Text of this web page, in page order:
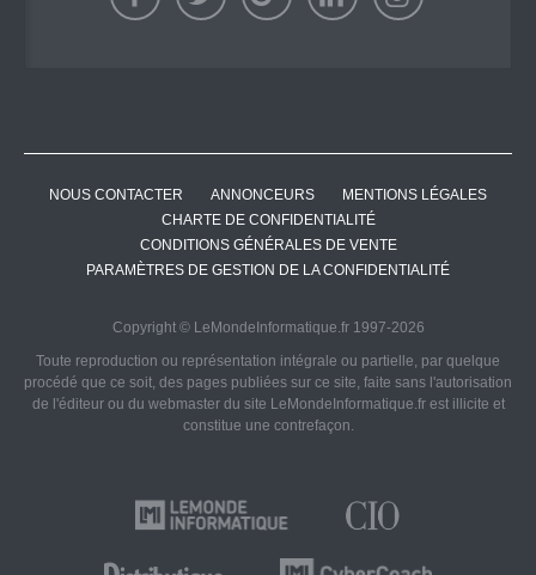
NOUS CONTACTER ANNONCEURS
MENTIONS LÉGALES
CHARTE DE CONFIDENTIALITÉ
CONDITIONS GÉNÉRALES DE VENTE
PARAMÈTRES DE GESTION DE LA CONFIDENTIALITÉ
Copyright © LeMondeInformatique.fr 1997-2026
Toute reproduction ou représentation intégrale ou partielle, par quelque
procédé que ce soit, des pages publiées sur ce site, faite sans l'autorisation
de l'éditeur ou du webmaster du site LeMondeInformatique.fr est illicite et
constitue une contrefaçon.